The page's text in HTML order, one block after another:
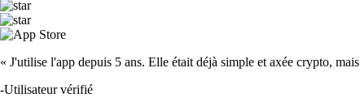
« J'utilise l'app depuis 5 ans. Elle était déjà simple et axée crypto,
-Utilisateur vérifié